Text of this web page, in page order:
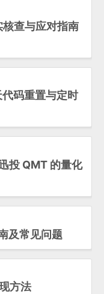
查与应对指南
码重置与定时
投 QMT 的量化
及常见问题
方法